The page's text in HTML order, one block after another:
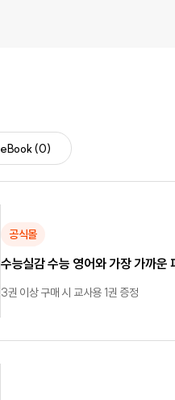
eBook(0)
공식몰
수능실감 수능 영어와 가장 가까
3권 이상 구매 시 교사용 1권 증정